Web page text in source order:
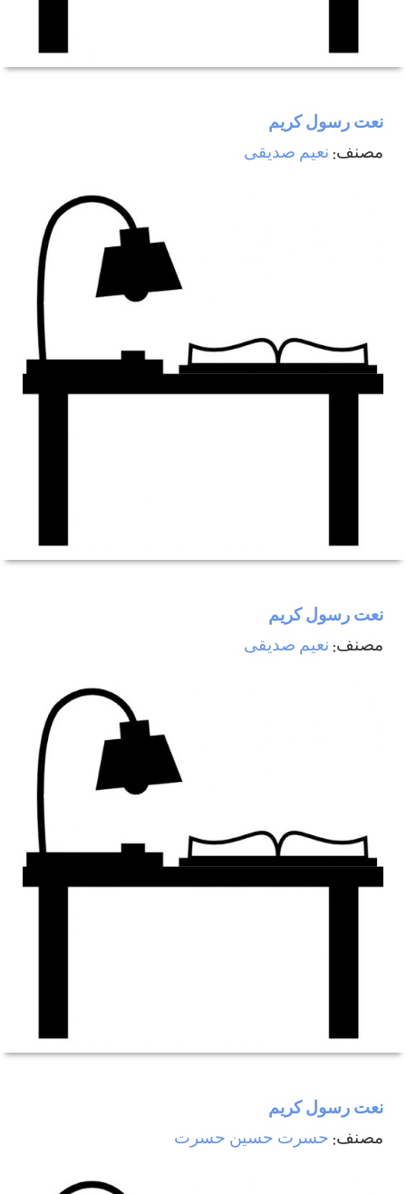
نعت رسول كريم
مصنف: نعيم صديقی
نعت رسول كريم
مصنف: نعيم صديقی
نعت رسول كريم
مصنف: حسرت حسين حسرت